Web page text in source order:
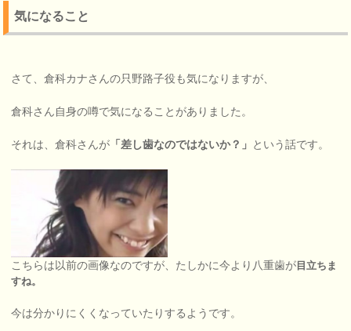
気になること
さて、倉科カナさんの只野路子役も気になりますが、
倉科さん自身の噂で気になることがありました。
それは、倉科さんが 「差し歯なのではないか？」 という話です。
こちらは以前の画像なのですが、たしかに今より八重歯が 目立ちま
すね。
今は分かりにくくなっていたりするようです。